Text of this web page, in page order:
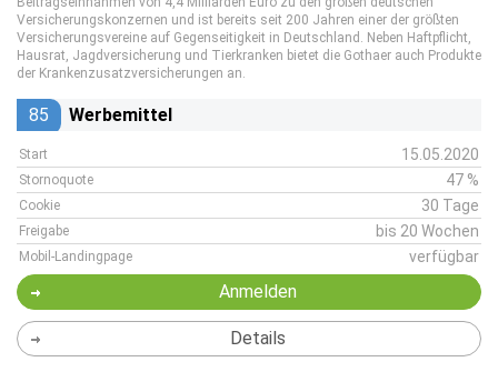
Versicherungskonzernen und ist bereits seit 200 Jahren einer der größten
Versicherungsvereine auf Gegenseitigkeit in Deutschland. Neben Haftpflicht,
Hausrat, Jagdversicherung und Tierkranken bietet die Gothaer auch Produkte
der Krankenzusatzversicherungen an.
85 Werbemittel
Start 15.05.2020
Stornoquote 47 %
Cookie 30 Tage
Freigabe bis 20 Wochen
Mobil-Landingpage verfügbar
Anmelden
Details